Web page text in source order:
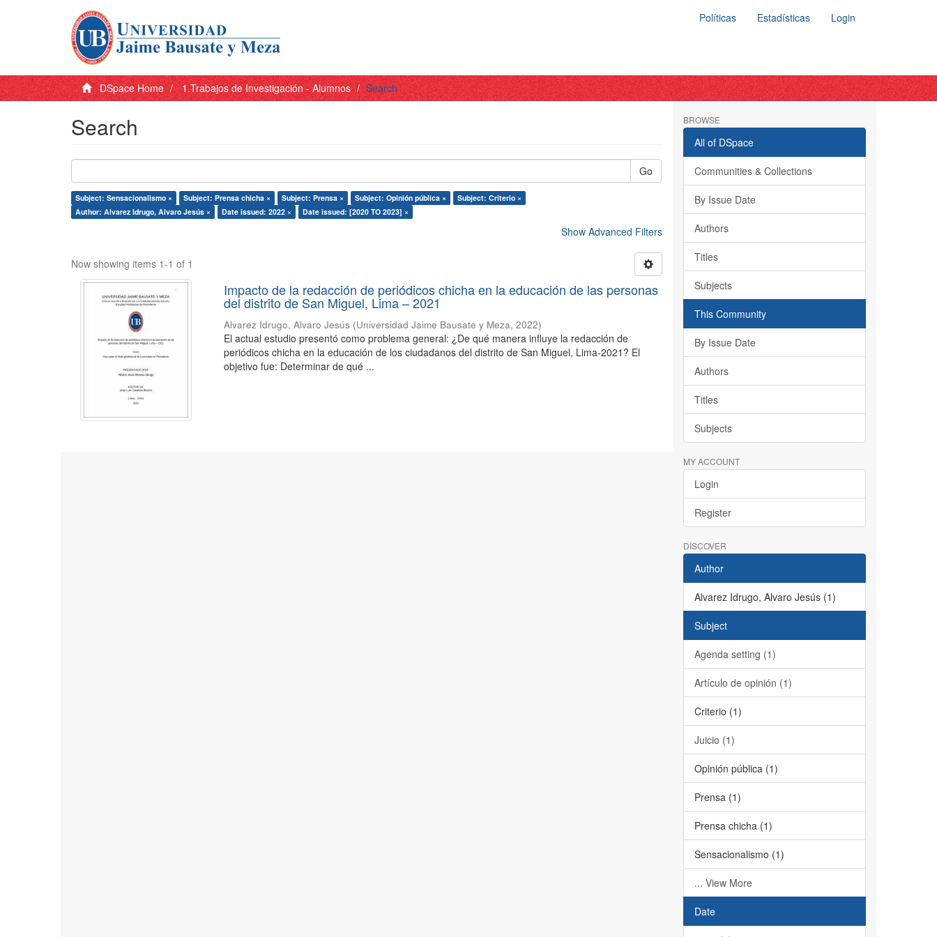
Políticas Estadísticas Login
DSpace Home 1.Trabajos de Investigación - Alumnos Search
Search
Go
Subject: Sensacionalismo × Subject: Prensa chicha × Subject: Prensa × Subject: Opinión pública ×
Subject: Criterio ×
Author: Alvarez Idrugo, Alvaro Jesús ×
Date issued: 2022 × Date issued: [2020 TO 2023] ×
Show Advanced Filters
Now showing items 1-1 of 1
Impacto de la redacción de periódicos chicha en la educación de las personas
del distrito de San Miguel, Lima – 2021
Alvarez Idrugo, Alvaro Jesús (Universidad Jaime Bausate y Meza,2022)
El actual estudio presentó como problema general: ¿De qué manera influye la redacción de
periódicos chicha en la educación de los ciudadanos del distrito de San Miguel, Lima-2021? El
objetivo fue: Determinar de qué ...
BROWSE
All of DSpace
Communities & Collections
By Issue Date
Authors
Titles
Subjects
This Community
By Issue Date
Authors
Titles
Subjects
MY ACCOUNT
Login
Register
DISCOVER
Author
Alvarez Idrugo, Alvaro Jesús (1)
Subject
Agenda setting (1)
Artículo de opinión (1)
Criterio (1)
Juicio (1)
Opinión pública (1)
Prensa (1)
Prensa chicha (1)
Sensacionalismo (1)
... View More
Date